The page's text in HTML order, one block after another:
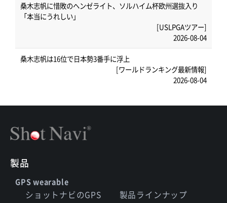
桑木志帆に惜敗のヘンゼライト、ソルハイム杯欧州選抜入り
「本当にうれしい」
[USLPGAツアー]
2026-08-04
桑木志帆は16位で日本勢3番手に浮上
[ワールドランキング最新情報]
2026-08-04
製品
GPS wearable
ショットナビのGPS 製品ラインナップ